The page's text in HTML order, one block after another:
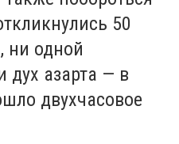
50
ни одной
дух азарта — в
двухчасовое